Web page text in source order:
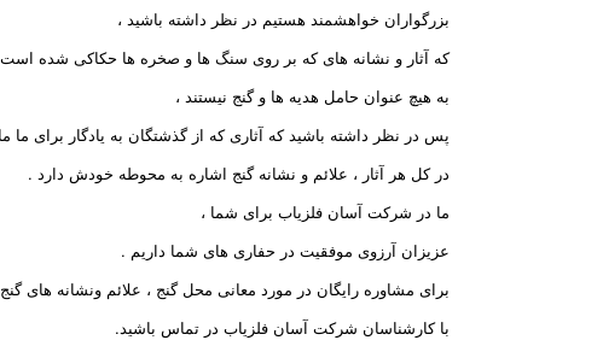
بزرگواران خواهشمند هستیم در نظر داشته باشید ،
که آثار و نشانه های که بر روی سنگ ها و صخره ها حکاکی شده است
به هیچ عنوان حامل هدیه ها و گنج نیستند ،
پس در نظر داشته باشید که آثاری که از گذشتگان به یادگار برای ما
در کل هر آثار ، علائم و نشانه گنج اشاره به محوطه خودش دارد .
ما در شرکت آسان فلزیاب برای شما ،
عزیزان آرزوی موفقیت در حفاری های شما داریم .
برای مشاوره رایگان در مورد معانی محل گنج ، علائم ونشانه های
با کارشناسان شرکت آسان فلزیاب در تماس باشید.